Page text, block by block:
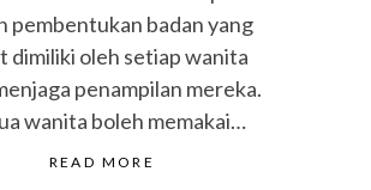
pembentukan badan yang
dimiliki oleh setiap wanita
penampilan mereka.
wanita boleh memakai…
READ MORE